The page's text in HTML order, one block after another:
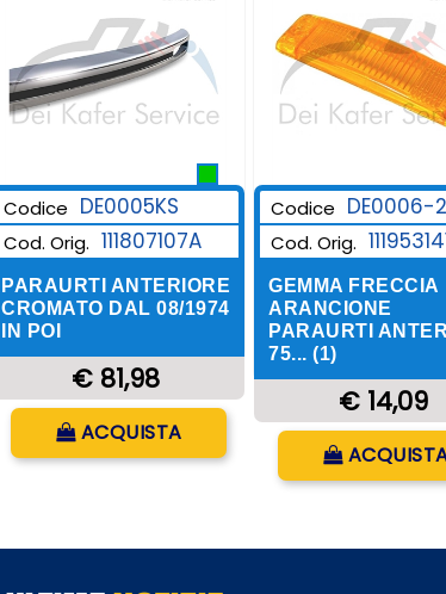
Codice DE0005KS
Cod. Orig. 111807107A
PARAURTI ANTERIORE
CROMATO DAL 08/1974
IN POI
€ 81,98
Quantità
ACQUISTA
Codice DE0006-
Cod. Orig.
GEMMA FRECCIA
ARANCIONE
PARAURTI
75... (1)
€ 14,09
Quantità